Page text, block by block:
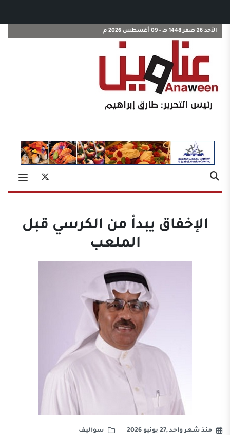
الأحد 26 صفر 1448 هـ - 09 أغسطس 2026 م
الإخفاق يبدأ من الكرسي قبل
الملعب
منذ شهر واحد ,27 يونيو 2026 سواليف